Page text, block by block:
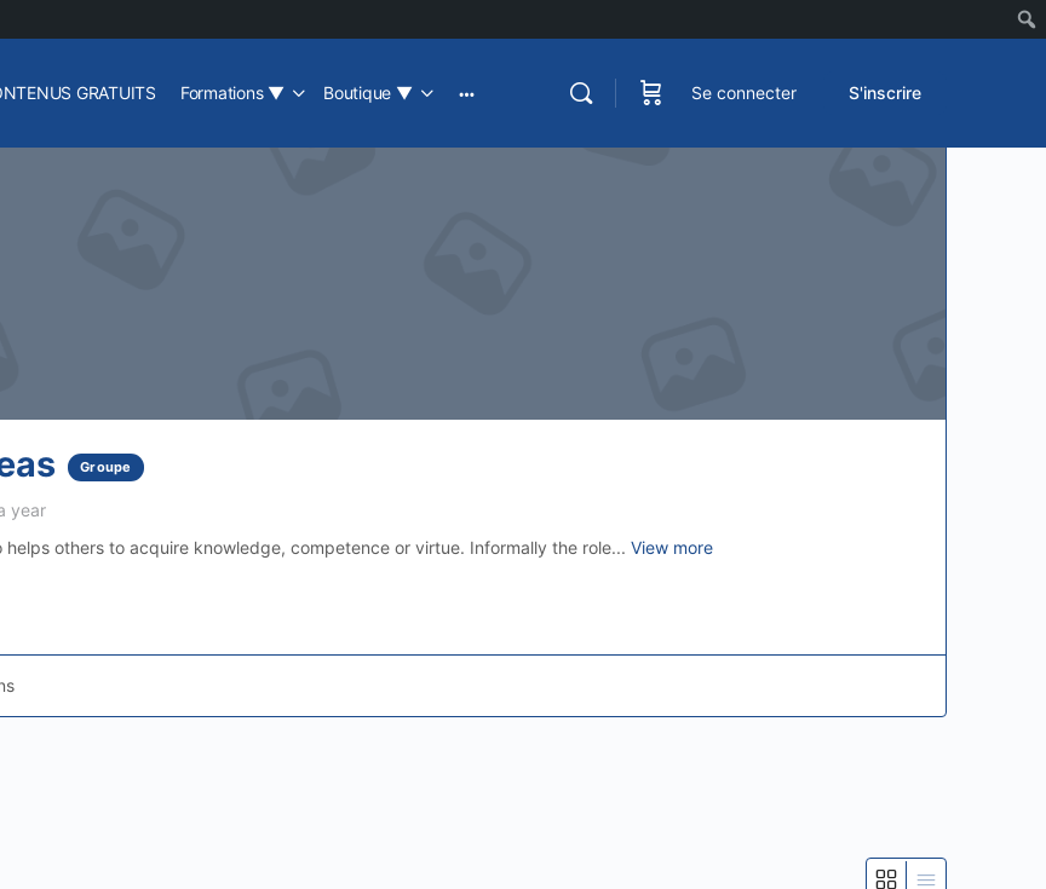
GRATUITS Formations ▼ Boutique ▼ Se connecter S'inscrire
Groupe
year
helps others to acquire knowledge, competence or virtue. Informally the role... View more